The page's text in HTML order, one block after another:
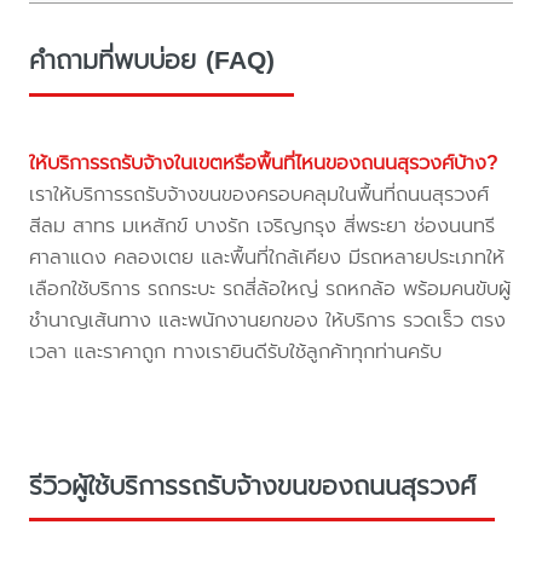
คำถามที่พบบ่อย (FAQ)
ให้บริการรถรับจ้างในเขตหรือพื้นที่ไหนของถนนสุรวงศ์บ้าง?
เราให้บริการรถรับจ้างขนของครอบคลุมในพื้นที่ถนนสุรวงศ์
สีลม สาทร มเหสักข์ บางรัก เจริญกรุง สี่พระยา ช่องนนทรี
ศาลาแดง คลองเตย และพื้นที่ใกล้เคียง มีรถหลายประเภทให้
เลือกใช้บริการ รถกระบะ รถสี่ล้อใหญ่ รถหกล้อ พร้อมคนขับผู้
ชำนาญเส้นทาง และพนักงานยกของ ให้บริการ รวดเร็ว ตรง
เวลา และราคาถูก ทางเรายินดีรับใช้ลูกค้าทุกท่านครับ
รีวิวผู้ใช้บริการรถรับจ้างขนของถนนสุรวงศ์